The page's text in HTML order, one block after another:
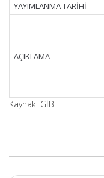
YAYIMLANMA TARİHİ
AÇIKLAMA
Kaynak: GİB